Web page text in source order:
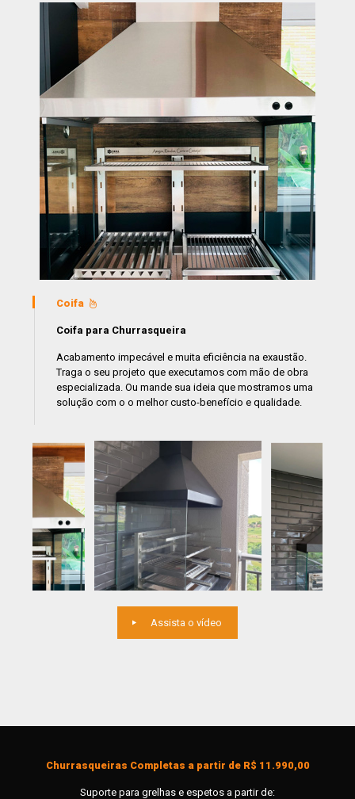
Coifa
Coifa para Churrasqueira
Acabamento impecável e muita eficiência na exaustão.
Traga o seu projeto que executamos com mão de obra
especializada. Ou mande sua ideia que mostramos uma
solução com o o melhor custo-benefício e qualidade.
Assista o vídeo
Churrasqueiras Completas a partir de R$ 11.990,00
Suporte para grelhas e espetos a partir de: